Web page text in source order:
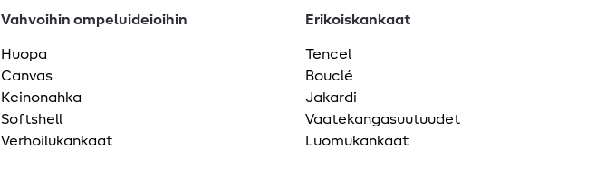
Vahvoihin ompeluideioihin
Huopa
Canvas
Keinonahka
Softshell
Verhoilukankaat
Erikoiskankaat
Tencel
Bouclé
Jakardi
Vaatekangasuutuudet
Luomukankaat